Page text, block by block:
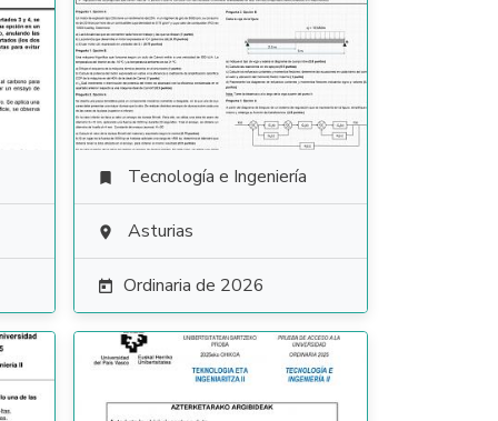
 Tecnología e Ingeniería
 Asturias
 Ordinaria de 2026